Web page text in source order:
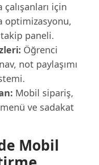
çalışanları için
optimizasyonu,
paneli.
Öğrenci
not paylaşımı
Mobil sipariş,
ve sadakat
Mobil